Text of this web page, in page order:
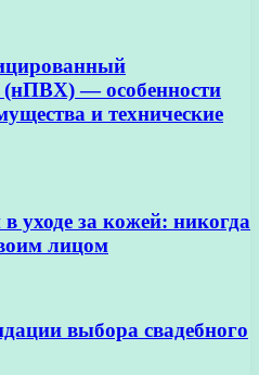
— особенности
и технические
уходе за кожей: никогда
лицом
выбора свадебного